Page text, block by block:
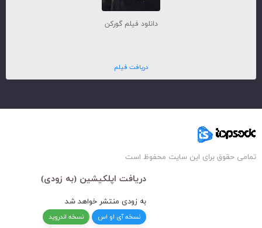
دانلود فیلم گورکن
دریافت فیلم
تمامی حقوق برای این سایت محفوظ است
دریافت اپلکیشین (به زودی)
به زودی منتشر خواهد شد
نسخه آی او اس نسخه اندروید